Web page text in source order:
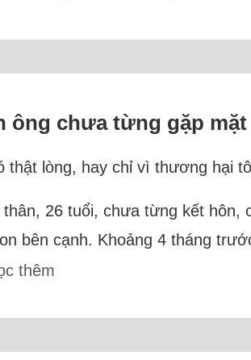
ông chưa từng gặp
thật lòng, hay chỉ vì thương hại
26 tuổi, chưa từng kết hôn,
bên cạnh. Khoảng 4 tháng
thêm